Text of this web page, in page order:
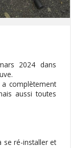
2024 dans
complètement
aussi toutes
se ré-installer et